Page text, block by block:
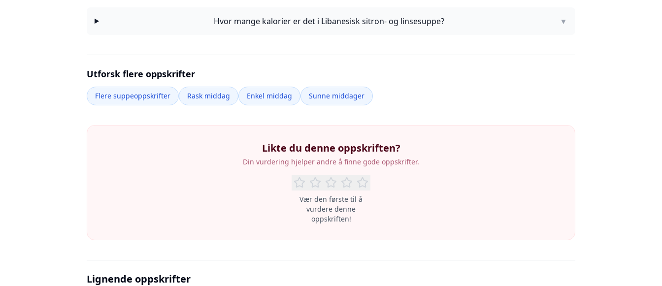
Hvor mange kalorier er det i Libanesisk sitron- og linsesuppe? ▼
Utforsk flere oppskrifter
Flere suppeoppskrifter Rask middag Enkel middag Sunne middager
Likte du denne oppskriften?
Din vurdering hjelper andre å finne gode oppskrifter.
Vær den første til å
vurdere denne
oppskriften!
Lignende oppskrifter